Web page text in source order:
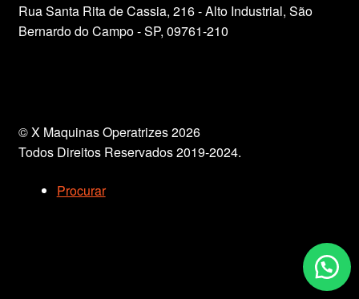
Rua Santa Rita de Cassia, 216 - Alto Industrial, São
Bernardo do Campo - SP, 09761-210
© X Maquinas Operatrizes 2026
Todos Direitos Reservados 2019-2024.
Procurar